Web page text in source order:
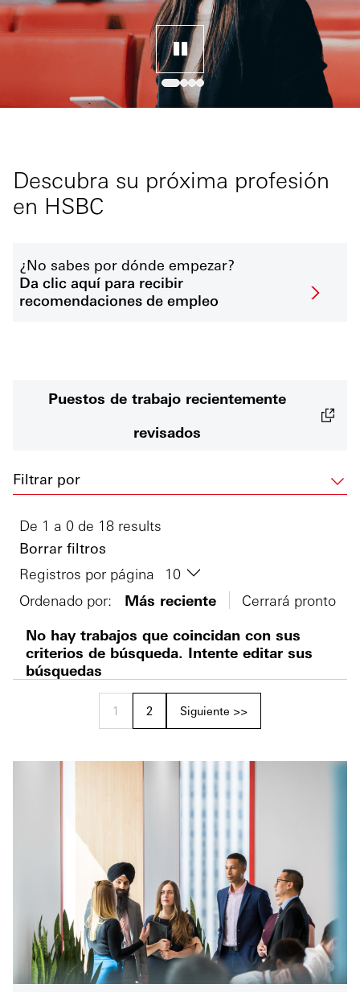
Descubra su próxima profesión
en HSBC
¿No sabes por dónde empezar?
Da clic aquí para recibir
recomendaciones de empleo
Puestos de trabajo recientemente
revisados
Filtrar por
De 1 a 0 de 18 results
Borrar filtros
Registros por página
Ordenado por:
Más reciente
Cerrará pronto
No hay trabajos que coincidan con sus
criterios de búsqueda. Intente editar sus
búsquedas
1 2 Siguiente >>